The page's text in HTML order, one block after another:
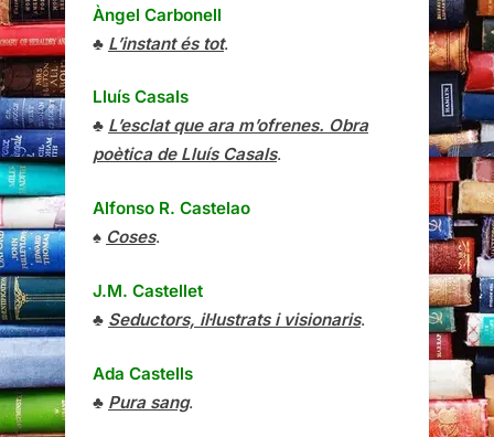
Àngel Carbonell
♣ L’instant és tot.
Lluís Casals
♣ L’esclat que ara m’ofrenes. Obra
poètica de Lluís Casals.
Alfonso R. Castelao
♠ Coses.
J.M. Castellet
♣ Seductors, il·lustrats i visionaris.
Ada Castells
♣ Pura sang.